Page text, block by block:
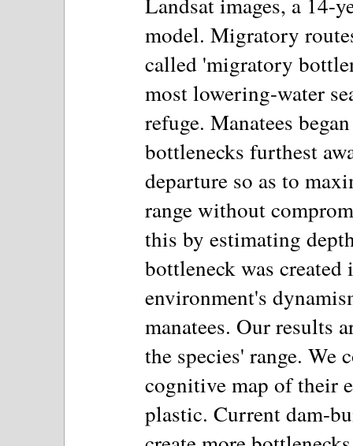
model. Migratory
called 'migratory
most lowering-water
refuge. Manatees
bottlenecks furthest
departure so as to
range without
this by estimating
bottleneck was
environment's
manatees. Our results
the species' range. We
cognitive map of their
plastic. Current dam-